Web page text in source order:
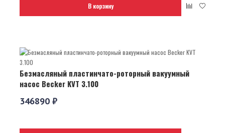
В корзину
Безмасляный пластинчато-роторный вакуумный
насос Becker KVT 3.100
346890 ₽